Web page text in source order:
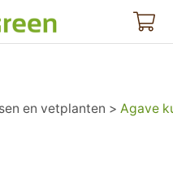
en vetplanten Agave